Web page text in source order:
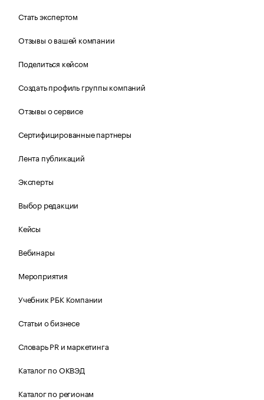
Стать экспертом
Отзывы о вашей компании
Поделиться кейсом
Создать профиль группы компаний
Отзывы о сервисе
Сертифицированные партнеры
Лента публикаций
Эксперты
Выбор редакции
Кейсы
Вебинары
Мероприятия
Учебник РБК Компании
Статьи о бизнесе
Словарь PR и маркетинга
Каталог по ОКВЭД
Каталог по регионам